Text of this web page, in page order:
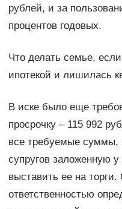
рублей, и за
процентов годовых.
Что делать семье,
ипотекой и лишилась
В иске было еще
просрочку – 115 992
все требуемые суммы,
супругов заложенную у
выставить ее на
ответственностью